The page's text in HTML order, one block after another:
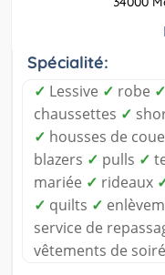
Spécialité:
✓ Lessive ✓ robe ✓
chaussettes ✓
✓ housses de
blazers ✓ pulls ✓
mariée ✓ rideaux
✓ quilts ✓
service de
vêtements de